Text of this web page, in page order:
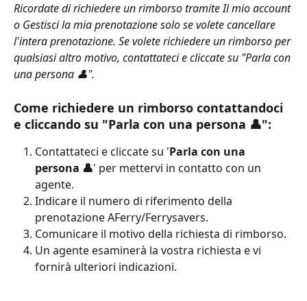
Ricordate di richiedere un rimborso tramite Il mio account
o Gestisci la mia prenotazione solo se volete cancellare
l'intera prenotazione. Se volete richiedere un rimborso per
qualsiasi altro motivo, contattateci e cliccate su "Parla con
una persona 👤".
Come richiedere un rimborso contattandoci
e cliccando su "Parla con una persona 👤":
Contattateci e cliccate su 'Parla con una
persona 👤' per mettervi in contatto con un
agente.
Indicare il numero di riferimento della
prenotazione AFerry/Ferrysavers.
Comunicare il motivo della richiesta di rimborso.
Un agente esaminerà la vostra richiesta e vi
fornirà ulteriori indicazioni.